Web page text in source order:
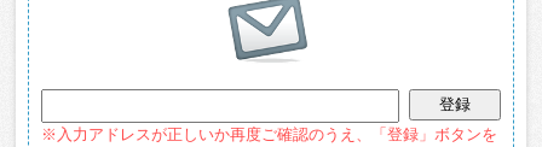
※入力アドレスが正しいか再度ご確認のうえ、「登録」ボタンを